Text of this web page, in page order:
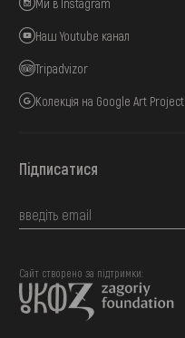
Наш Youtube канал
Tripadvizor
Колекція на Google Art Project
Підписатися
Сайт створено за підтримки: